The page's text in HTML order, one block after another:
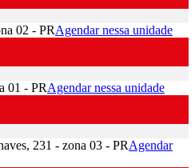
02 - PRAgendar nessa unidade
01 - PRAgendar nessa unidade
231 - zona 03 - PRAgendar